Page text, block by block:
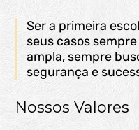
Ser a primeira
seus casos
ampla, sempre
segurança e
Nossos Valores